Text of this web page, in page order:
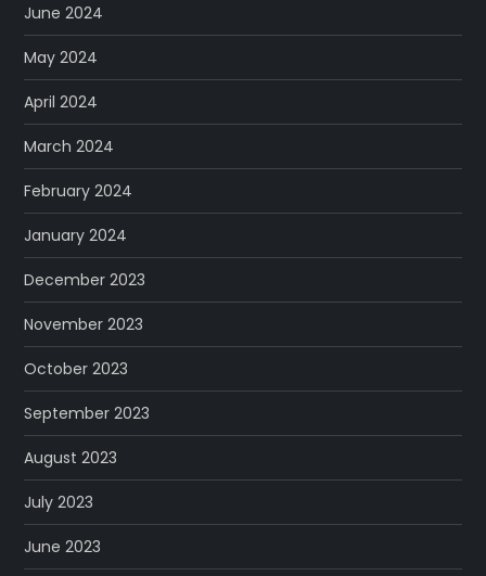
June 2024
May 2024
April 2024
March 2024
February 2024
January 2024
December 2023
November 2023
October 2023
September 2023
August 2023
July 2023
June 2023